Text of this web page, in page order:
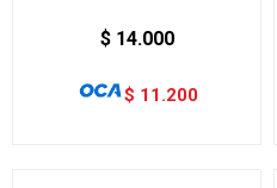
$ 14.000
$ 11.200